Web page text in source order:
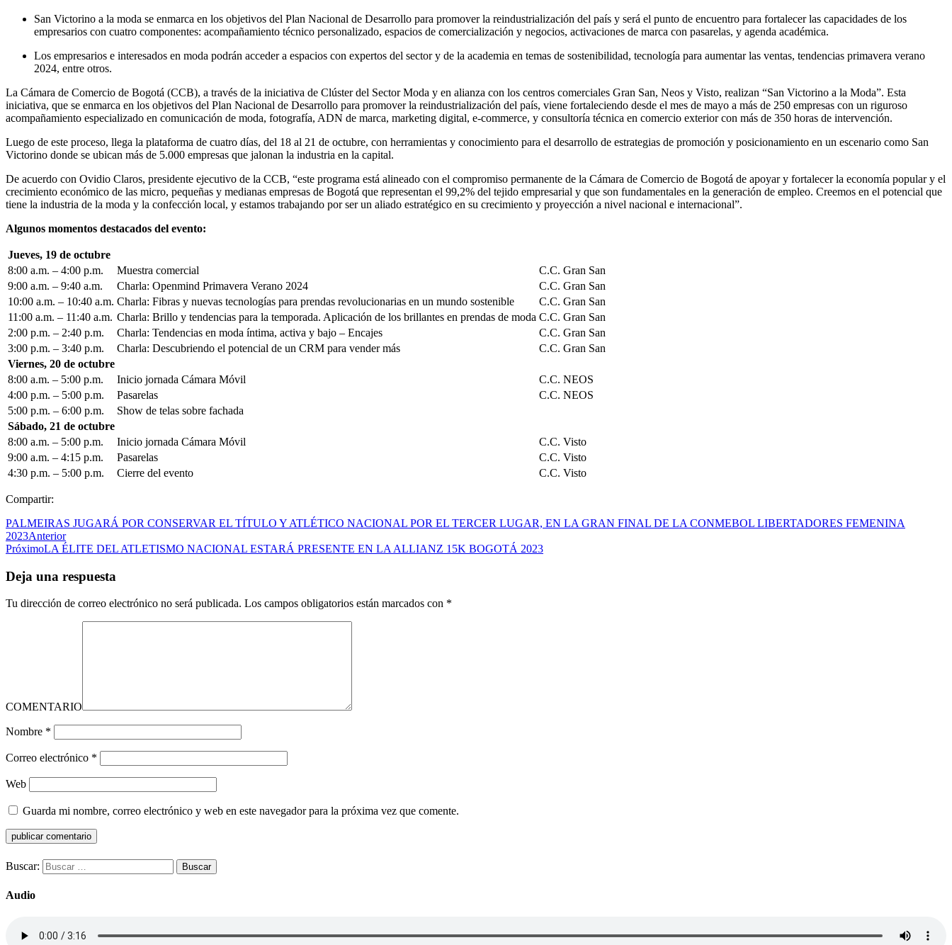
San Victorino a la moda se enmarca en los objetivos del Plan Nacional de Desarrollo para promover la reindustrialización del país y será el punto de encuentro para fortalecer las capacidades de los
empresarios con cuatro componentes: acompañamiento técnico personalizado, espacios de comercialización y negocios, activaciones de marca con pasarelas, y agenda académica.
Los empresarios e interesados en moda podrán acceder a espacios con expertos del sector y de la academia en temas de sostenibilidad, tecnología para aumentar las ventas, tendencias primavera verano
2024, entre otros.
La Cámara de Comercio de Bogotá (CCB), a través de la iniciativa de Clúster del Sector Moda y en alianza con los centros comerciales Gran San, Neos y Visto, realizan “San Victorino a la Moda”. Esta
iniciativa, que se enmarca en los objetivos del Plan Nacional de Desarrollo para promover la reindustrialización del país, viene fortaleciendo desde el mes de mayo a más de 250 empresas con un riguroso
acompañamiento especializado en comunicación de moda, fotografía, ADN de marca, marketing digital, e-commerce, y consultoría técnica en comercio exterior con más de 350 horas de intervención.
Luego de este proceso, llega la plataforma de cuatro días, del 18 al 21 de octubre, con herramientas y conocimiento para el desarrollo de estrategias de promoción y posicionamiento en un escenario como San
Victorino donde se ubican más de 5.000 empresas que jalonan la industria en la capital.
De acuerdo con Ovidio Claros, presidente ejecutivo de la CCB, “este programa está alineado con el compromiso permanente de la Cámara de Comercio de Bogotá de apoyar y fortalecer la economía popular y el
crecimiento económico de las micro, pequeñas y medianas empresas de Bogotá que representan el 99,2% del tejido empresarial y que son fundamentales en la generación de empleo. Creemos en el potencial que
tiene la industria de la moda y la confección local, y estamos trabajando por ser un aliado estratégico en su crecimiento y proyección a nivel nacional e internacional”.
Algunos momentos destacados del evento:
Jueves, 19 de octubre
8:00 a.m. – 4:00 p.m.
Muestra comercial
C.C. Gran San
9:00 a.m. – 9:40 a.m.
Charla: Openmind Primavera Verano 2024
C.C. Gran San
10:00 a.m. – 10:40 a.m. Charla: Fibras y nuevas tecnologías para prendas revolucionarias en un mundo sostenible
C.C. Gran San
11:00 a.m. – 11:40 a.m. Charla: Brillo y tendencias para la temporada. Aplicación de los brillantes en prendas de moda C.C. Gran San
2:00 p.m. – 2:40 p.m.
Charla: Tendencias en moda íntima, activa y bajo – Encajes
C.C. Gran San
3:00 p.m. – 3:40 p.m.
Charla: Descubriendo el potencial de un CRM para vender más
C.C. Gran San
Viernes, 20 de octubre
8:00 a.m. – 5:00 p.m.
Inicio jornada Cámara Móvil
C.C. NEOS
4:00 p.m. – 5:00 p.m.
Pasarelas
C.C. NEOS
5:00 p.m. – 6:00 p.m.
Show de telas sobre fachada
Sábado, 21 de octubre
8:00 a.m. – 5:00 p.m.
Inicio jornada Cámara Móvil
C.C. Visto
9:00 a.m. – 4:15 p.m.
Pasarelas
C.C. Visto
4:30 p.m. – 5:00 p.m.
Cierre del evento C.C. Visto
Compartir:
PALMEIRAS JUGARÁ POR CONSERVAR EL TÍTULO Y ATLÉTICO NACIONAL POR EL TERCER LUGAR, EN LA GRAN FINAL DE LA CONMEBOL LIBERTADORES FEMENINA
2023Anterior
PróximoLA ÉLITE DEL ATLETISMO NACIONAL ESTARÁ PRESENTE EN LA ALLIANZ 15K BOGOTÁ 2023
Deja una respuesta
Tu dirección de correo electrónico no será publicada. Los campos obligatorios están marcados con *
COMENTARIO
Nombre *
Correo electrónico *
Web
Guarda mi nombre, correo electrónico y web en este navegador para la próxima vez que comente.
Buscar:
Audio